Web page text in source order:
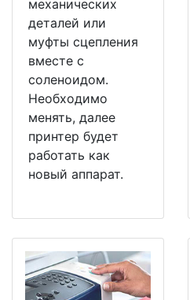
механических
деталей или
муфты сцепления
вместе с
соленоидом.
Необходимо
менять, далее
принтер будет
работать как
новый аппарат.